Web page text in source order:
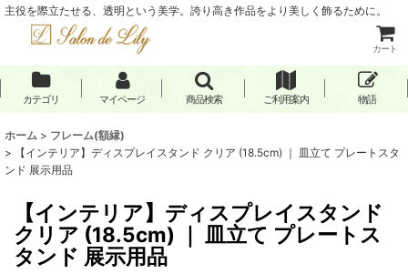
主役を際立たせる、透明という美学。誇り高き作品をより美しく飾るために。
カート
カテゴリ マイページ 商品検索 ご利用案内 物語
ホーム > フレーム(額縁)
>
【インテリア】ディスプレイスタンド クリア (18.5cm) ｜ 皿立て プレートスタ
ンド 展示用品
【インテリア】ディスプレイスタンド
クリア (18.5cm) ｜ 皿立て プレートス
タンド 展示用品